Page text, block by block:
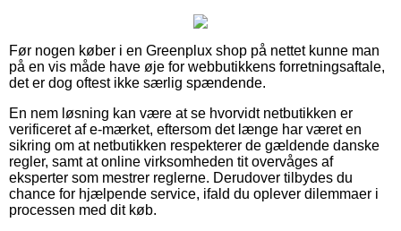
Før nogen køber i en Greenplux shop på nettet kunne man
på en vis måde have øje for webbutikkens forretningsaftale,
det er dog oftest ikke særlig spændende.
En nem løsning kan være at se hvorvidt netbutikken er
verificeret af e-mærket, eftersom det længe har været en
sikring om at netbutikken respekterer de gældende danske
regler, samt at online virksomheden tit overvåges af
eksperter som mestrer reglerne. Derudover tilbydes du
chance for hjælpende service, ifald du oplever dilemmaer i
processen med dit køb.